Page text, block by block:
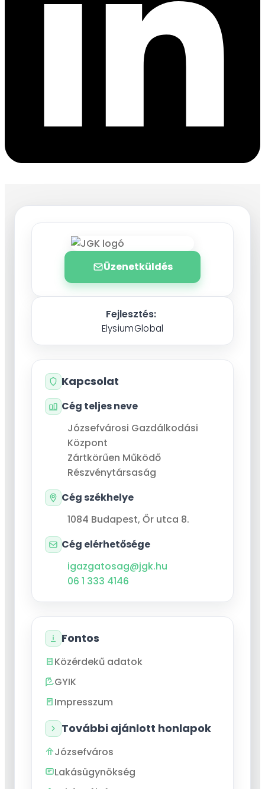
Üzenetküldés
Fejlesztés:
ElysiumGlobal
Kapcsolat
Cég teljes neve
Józsefvárosi Gazdálkodási
Központ
Zártkörűen Működő
Részvénytársaság
Cég székhelye
1084 Budapest, Őr utca 8.
Cég elérhetősége
igazgatosag@jgk.hu
06 1 333 4146
Fontos
Közérdekű adatok
GYIK
Impresszum
További ajánlott honlapok
Józsefváros
Lakásügynökség